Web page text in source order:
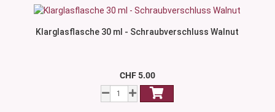
Klarglasflasche 30 ml - Schraubverschluss Walnut
CHF 5.00